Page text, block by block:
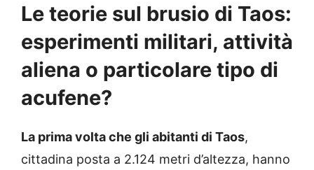
Le teorie sul brusio di Taos:
esperimenti militari, attività
aliena o particolare tipo di
acufene?
La prima volta che gli abitanti di Taos,
cittadina posta a 2.124 metri d’altezza, hanno